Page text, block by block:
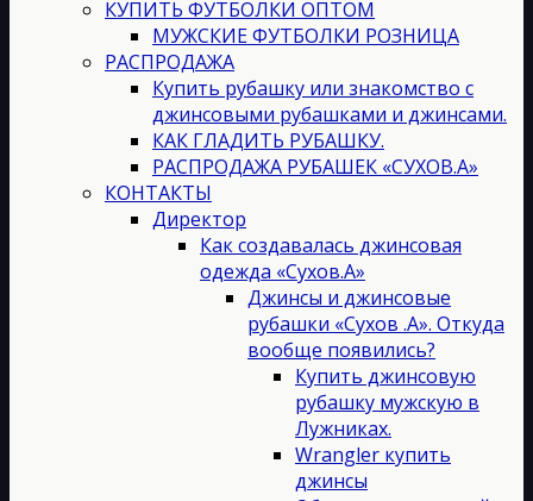
КУПИТЬ ФУТБОЛКИ ОПТОМ
МУЖСКИЕ ФУТБОЛКИ РОЗНИЦА
РАСПРОДАЖА
Купить рубашку или знакомство с
джинсовыми рубашками и джинсами.
КАК ГЛАДИТЬ РУБАШКУ.
РАСПРОДАЖА РУБАШЕК «СУХОВ.А»
КОНТАКТЫ
Директор
Как создавалась джинсовая
одежда «Сухов.А»
Джинсы и джинсовые
рубашки «Сухов .А». Откуда
вообще появились?
Купить джинсовую
рубашку мужскую в
Лужниках.
Wrangler купить
джинсы